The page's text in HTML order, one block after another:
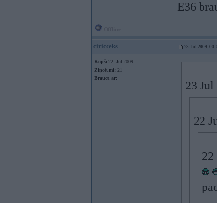
E36
ciricceks 23. Jul 2009,
Kopš: 22. Jul 2009
Ziņojumi: 21
Braucu ar:
23
22
22